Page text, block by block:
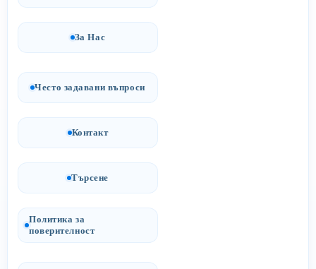
За Нас
Често задавани въпроси
Контакт
Търсене
Политика за
поверителност